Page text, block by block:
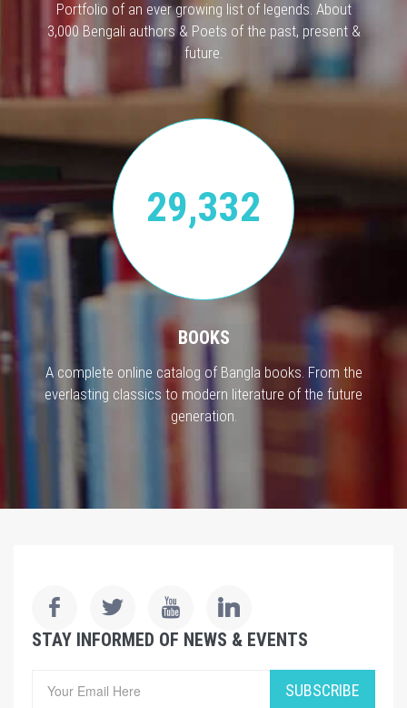
Portfolio of an ever growing list of legends. About
3,000 Bengali authors & Poets of the past, present &
future.
29,332
BOOKS
A complete online catalog of Bangla books. From the
everlasting classics to modern literature of the future
generation.
STAY INFORMED OF NEWS & EVENTS
SUBSCRIBE